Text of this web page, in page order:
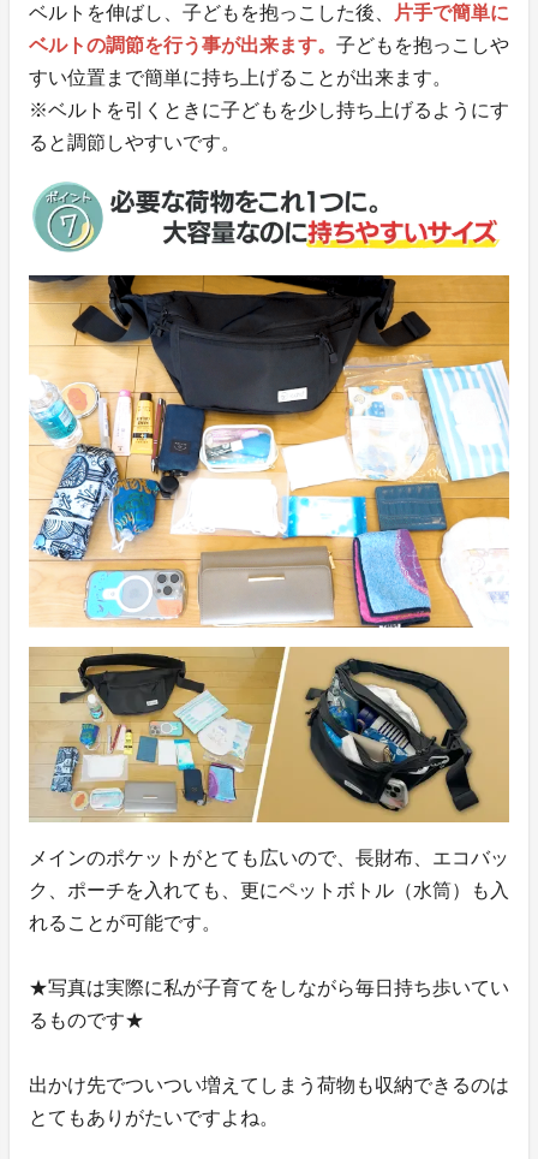
ベルトを伸ばし、子どもを抱っこした後、
片手で簡単に
ベルトの調節を行う事が出来ます。 子どもを抱っこしや
すい位置まで簡単に持ち上げることが出来ます。
※ベルトを引くときに子どもを少し持ち上げるようにす
ると調節しやすいです。
メインのポケットがとても広いので、長財布、エコバッ
ク、ポーチを入れても、更にペットボトル（水筒）も入
れることが可能です。
★写真は実際に私が子育てをしながら毎日持ち歩いてい
るものです★
出かけ先でついつい増えてしまう荷物も収納できるのは
とてもありがたいですよね。